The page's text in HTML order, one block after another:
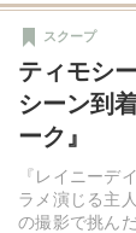
ティモシ
シーン到
ーク』
『レイニーデ
ラメ演じる主
の撮影で挑ん
スクープ